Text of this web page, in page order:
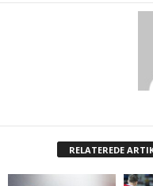
RELATEREDE